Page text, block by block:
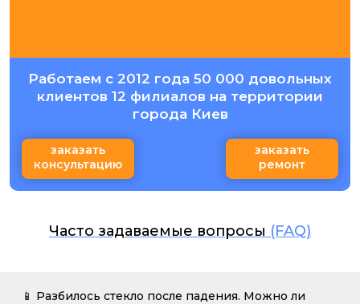
Работаем с 2012 года 50 000 довольных
клиентов 12 филиалов на территории
города Киев
заказать
консультацию
заказать
ремонт
Часто задаваемые вопросы (FAQ)
📱 Разбилось стекло после падения. Можно ли